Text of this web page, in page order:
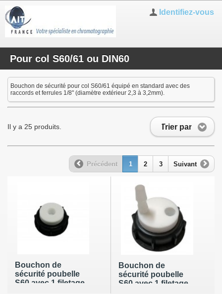
Identifiez-vous
Pour col S60/61 ou DIN60
Bouchon de sécurité pour col S60/61 équipé en standard avec des
raccords et ferrules 1/8" (diamètre extérieur 2,3 à 3,2mm).
Trier par
Il y a 25 produits.
Précédent 1 2 3 Suivant
Bouchon de
sécurité poubelle
S60 avec 1 filetage
Bouchon de
sécurité poubelle
S60 avec 1 filetage